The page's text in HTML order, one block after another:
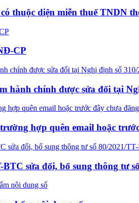
thuộc diện miễn thuế TNDN
CP
hành chính được sửa đổi tại
hợp quên email hoặc
sửa đổi, bổ sung thông tư